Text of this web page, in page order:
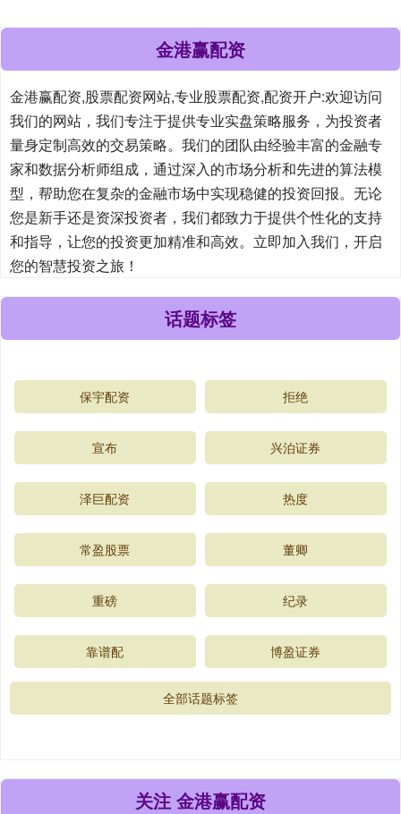
金港赢配资
金港赢配资,股票配资网站,专业股票配资,配资开户:欢迎访问
我们的网站，我们专注于提供专业实盘策略服务，为投资者
量身定制高效的交易策略。我们的团队由经验丰富的金融专
家和数据分析师组成，通过深入的市场分析和先进的算法模
型，帮助您在复杂的金融市场中实现稳健的投资回报。无论
您是新手还是资深投资者，我们都致力于提供个性化的支持
和指导，让您的投资更加精准和高效。立即加入我们，开启
您的智慧投资之旅！
话题标签
保宇配资 拒绝
宣布 兴泊证券
泽巨配资 热度
常盈股票 董卿
重磅 纪录
靠谱配 博盈证券
全部话题标签
关注 金港赢配资